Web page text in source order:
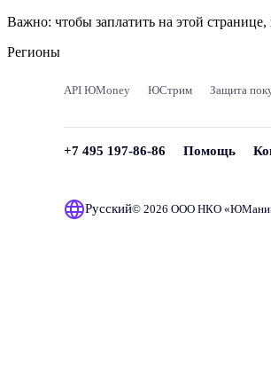
Важно: чтобы заплатить на этой
Регионы
API ЮMoney ЮСтрим Защита
+7 495 197-86-86 Помощь
Русский© 2026 ООО НКО «ЮМани